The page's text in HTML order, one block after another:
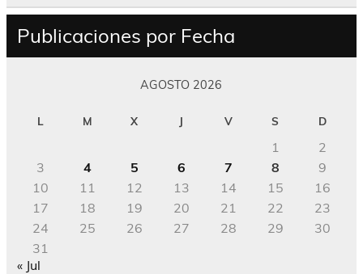
Publicaciones por Fecha
AGOSTO 2026
L M X J V S D
1
2
3
4 5 6 7 8
9
10
11 12 13 14 15
16
17
18 19 20 21 22
23
24
25 26 27 28 29
30
31
« Jul